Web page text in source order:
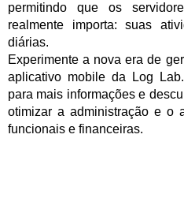
permitindo que os
realmente importa: suas
diárias.
Experimente a nova era de
aplicativo mobile da Log
para mais informações e
otimizar a administração e o
funcionais e financeiras.